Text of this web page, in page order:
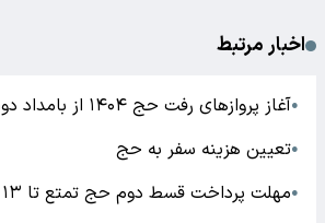
اخبار مرتبط
●آغاز پروازهای رفت حج ۱۴۰۴ از بامداد دوشنبه
●تعیین هزینه سفر به حج
●مهلت پرداخت قسط دوم حج تمتع تا ۱۳ اردیبهشت است